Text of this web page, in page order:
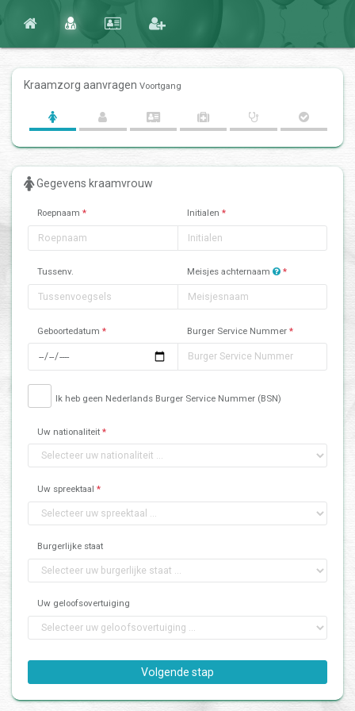
Kraamzorg aanvragen Voortgang
Gegevens kraamvrouw
Roepnaam * Initialen *
Tussenv. Meisjes achternaam *
Geboortedatum * Burger Service Nummer *
Ik heb geen Nederlands Burger Service Nummer (BSN)
Uw nationaliteit *
Uw spreektaal *
Burgerlijke staat
Uw geloofsovertuiging
Volgende stap